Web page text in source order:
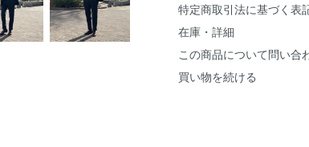
特定商取引法に基づく表
在庫・詳細
この商品について問い合
買い物を続ける